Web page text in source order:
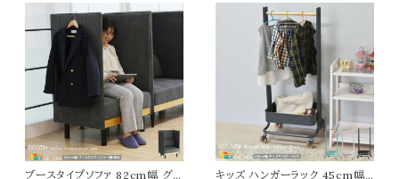
ブースタイプソファ 82cm幅 グレ
キッズ ハンガーラック 45cm幅